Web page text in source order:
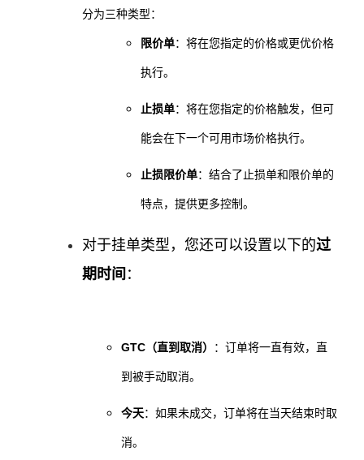
分为三种类型：
限价单：将在您指定的价格或更优价格
执行。
止损单：将在您指定的价格触发，但可
能会在下一个可用市场价格执行。
止损限价单：结合了止损单和限价单的
特点，提供更多控制。
对于挂单类型，您还可以设置以下的过
期时间 ：
GTC（直到取消） ：订单将一直有效，直
到被手动取消。
今天：如果未成交，订单将在当天结束时取
消。